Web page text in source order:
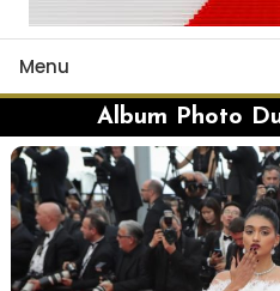
Menu
Album Photo